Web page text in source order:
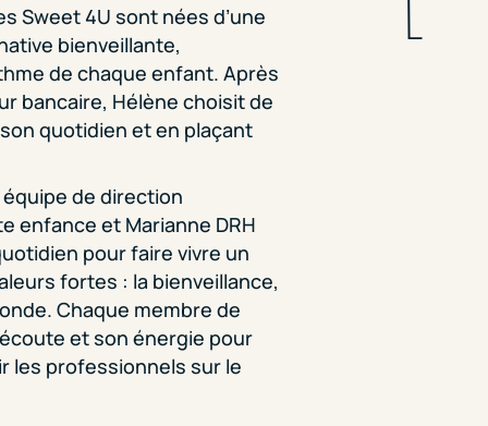
Sweet 4U sont nées d’une
bienveillante,
de chaque enfant. Après
bancaire, Hélène choisit de
quotidien et en plaçant
de direction
enfance et Marianne DRH
pour faire vivre un
fortes : la bienveillance,
Chaque membre de
et son énergie pour
les professionnels sur le